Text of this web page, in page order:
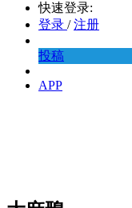
快速登录:
登录 / 注册
投稿
APP